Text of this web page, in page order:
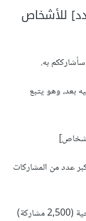
للأشخاص
به.
بعد، وهو يتبع
عدد من المشاركات